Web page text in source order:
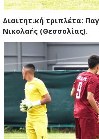
Διαιτητική τριπλέτα:
Νικολαής (Θεσσαλίας).